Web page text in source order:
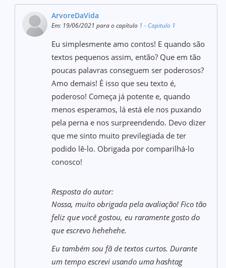
ArvoreDaVida
Em: 19/06/2021 para o capítulo 1 - Capitulo 1
Eu simplesmente amo contos! E quando são
textos pequenos assim, então? Que em tão
poucas palavras conseguem ser poderosos?
Amo demais! É isso que seu texto é,
poderoso! Começa já potente e, quando
menos esperamos, lá está ele nos puxando
pela perna e nos surpreendendo. Devo dizer
que me sinto muito previlegiada de ter
podido lê-lo. Obrigada por comparilhá-lo
conosco!
Resposta do autor:
Nossa, muito obrigada pela avaliação! Fico tão
feliz que você gostou, eu raramente gosto do
que escrevo hehehehe.
Eu também sou fã de textos curtos. Durante
um tempo escrevi usando uma hashtag